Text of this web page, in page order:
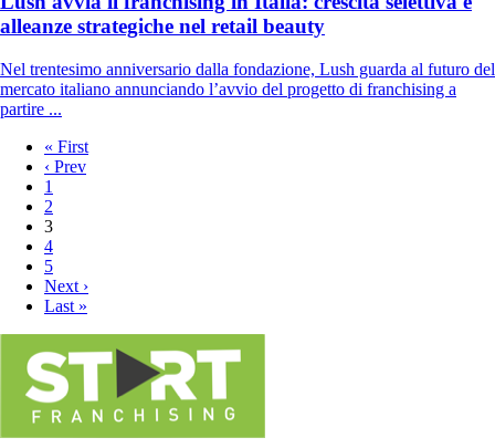
alleanze strategiche nel retail beauty
Nel trentesimo anniversario dalla fondazione, Lush guarda al futuro del
mercato italiano annunciando l’avvio del progetto di franchising a
partire ...
« First
‹ Prev
1
2
3
4
5
Next ›
Last »